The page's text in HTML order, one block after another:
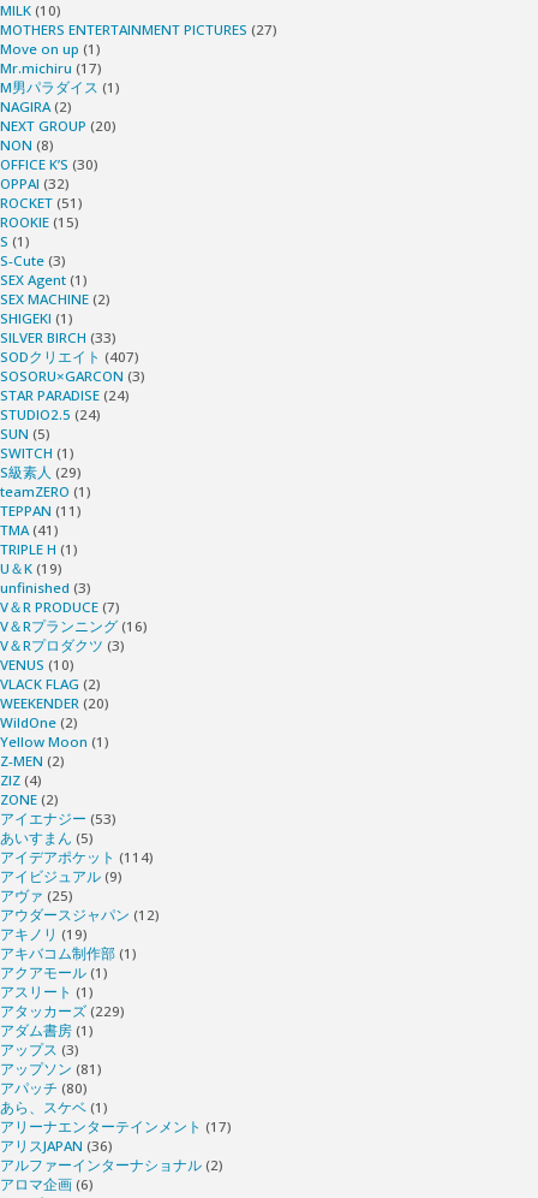
MILK (10)
MOTHERS ENTERTAINMENT PICTURES (27)
Move on up (1)
Mr.michiru (17)
M男パラダイス (1)
NAGIRA(2)
NEXT GROUP (20)
NON (8)
OFFICE K’S (30)
OPPAI (32)
ROCKET (51)
ROOKIE (15)
S (1)
S-Cute (3)
SEX Agent (1)
SEX MACHINE (2)
SHIGEKI (1)
SILVER BIRCH (33)
SODクリエイト (407)
SOSORU×GARCON (3)
STAR PARADISE (24)
STUDIO2.5 (24)
SUN (5)
SWITCH (1)
S級素人 (29)
teamZERO (1)
TEPPAN (11)
TMA(41)
TRIPLE H (1)
U＆K (19)
unfinished (3)
V＆R PRODUCE (7)
V＆Rプランニング (16)
V＆Rプロダクツ (3)
VENUS (10)
VLACK FLAG (2)
WEEKENDER (20)
WildOne (2)
Yellow Moon (1)
Z-MEN (2)
ZIZ (4)
ZONE (2)
アイエナジー (53)
あいすまん (5)
アイデアポケット (114)
アイビジュアル (9)
アヴァ (25)
アウダースジャパン (12)
アキノリ (19)
アキバコム制作部 (1)
アクアモール (1)
アスリート (1)
アタッカーズ (229)
アダム書房 (1)
アップス (3)
アップソン (81)
アパッチ (80)
あら、スケベ (1)
アリーナエンターテインメント (17)
アリスJAPAN (36)
アルファーインターナショナル (2)
アロマ企画 (6)